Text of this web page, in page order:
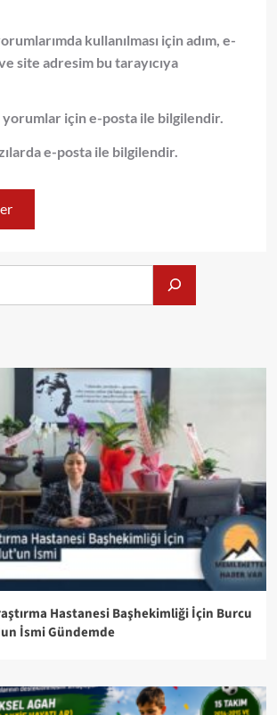
kullanılması için adım, e-
site adresim bu tarayıcıya
yorumlar için e-posta ile bilgilendir.
e-posta ile bilgilendir.
Hastanesi Başhekimliği İçin Burcu
İsmi Gündemde